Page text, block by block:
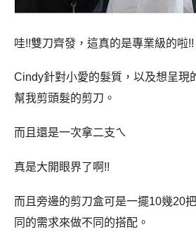
哇!!雙刀齊發，這真的是專業級的啦!!
Cindy針對小愛的髮質，以及想呈現
幫我剪頭髮的剪刀。
而且還是一次拿二支ㄟ
真是大開眼界了啊!!
而且旁邊的剪刀盒可是一擺10幾20
同的需求來做不同的搭配。